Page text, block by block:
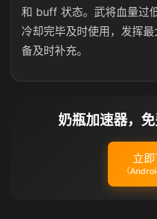
和 buff 状态。武将血量过
冷却完毕及时使用，发挥
备及时补充。
奶瓶加速器，
立
（